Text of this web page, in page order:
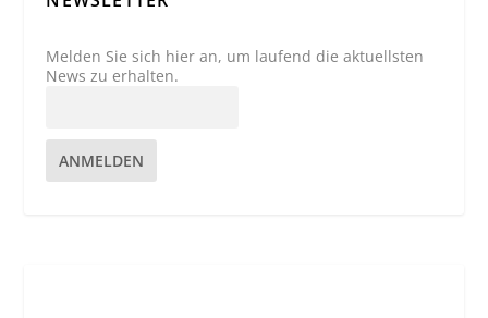
Melden Sie sich hier an, um laufend die aktuellsten
News zu erhalten.
ANMELDEN